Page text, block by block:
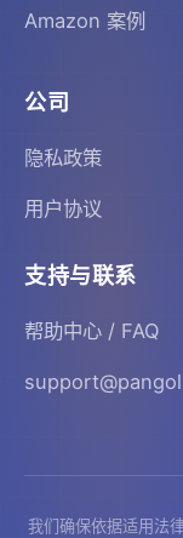
Amazon 案例
公司
隐私政策
用户协议
支持与联系
帮助中心 / FAQ
我们确保依据适用法